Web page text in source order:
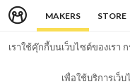
MAKERS STORE
เราใช้คุ๊กกี้บนเว็บไซต์ของเรา
เพื่อใช้บริการเว็